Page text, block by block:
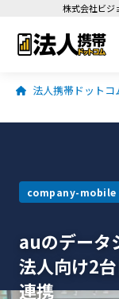
株式会社ビジ
法人携帯ドットコ
company-mobile
auのデータ
法人向け2
連携